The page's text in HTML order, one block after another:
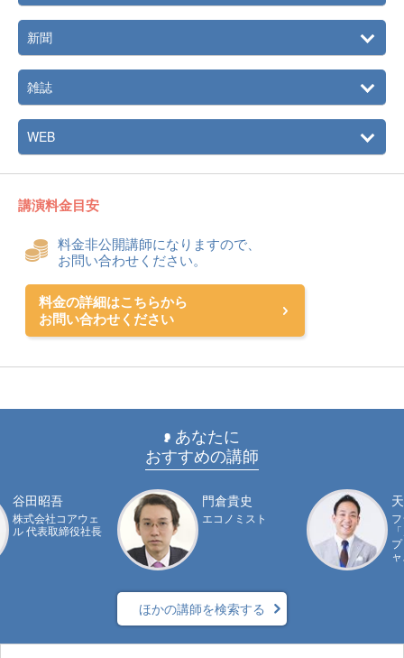
新聞
雑誌
WEB
講演料金目安
料金非公開講師になりますので、
お問い合わせください。
料金の詳細はこちらから
お問い合わせください
あなたに
おすすめの講師
谷田昭吾
株式会社コアウェ
ル 代表取締役社長
門倉貴史
エコノミスト
ほかの講師を検索する